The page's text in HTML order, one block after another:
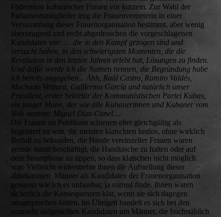
Föderation kubanischer Frauen vor kurzem. Zur Wahl der
Parlamentsmitglieder trug die Frauenvertreterin in einer
Versammlung dieser Frauenorganisation bestimmt, aber wenig
überzeugend und recht abgedroschen die vorgeschlagenen
Kandidaten vor: … die in den Kampf gezogen sind und
versucht haben, in den schwierigsten Momenten, die die
Revolution in den letzten Jahren erlebt hat, Lösungen zu finden.
Und dafür werde ich die Namen nennen, die Begründung habe
ich bereits angegeben... Ähh, Raúl Castro, Ramiro Valdés,
Machado Ventura, Guillermo García und natürlich unser
Präsident, erster Sekretär der Kommunistischen Partei Kubas,
ein junger Mann, der wie alle Kubanerinnen und Kubaner vom
Volk stammt: Miguel Díaz-Canel....
Die Frauen im Publikum schienen eher gleichgültig als
begeistert zu sein, die meisten klatschten lustlos, ohne wirklich
Beifall zu bekunden, die Hände vereinzelter Frauen waren
gerade damit beschäftigt, die Handtasche zu halten oder auf
dem Smartphone zu tippen, so dass klatschen nicht möglich
war. Vielleicht widerstrebte ihnen die Aufstellung dieser
altbekannten Männer als Kandidaten der Frauenorganisation
genauso wie ich es unfassbar, ja surreal finde. Ihnen waren
sicherlich die Konsequenzen klar, wenn sie sich dagegen
ausgesprochen hätten. Im Übrigen handelt es sich bei den
nunmehr aufgestellten Kandidaten um Männer, die buchstäblich